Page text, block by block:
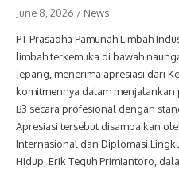
June 8, 2026 / News
PT Prasadha Pamunah Limbah
limbah terkemuka di bawah
Jepang, menerima apresiasi dari
komitmennya dalam
B3 secara profesional dengan
Apresiasi tersebut disampaikan
Internasional dan Diplomasi
Hidup, Erik Teguh Primiantoro,